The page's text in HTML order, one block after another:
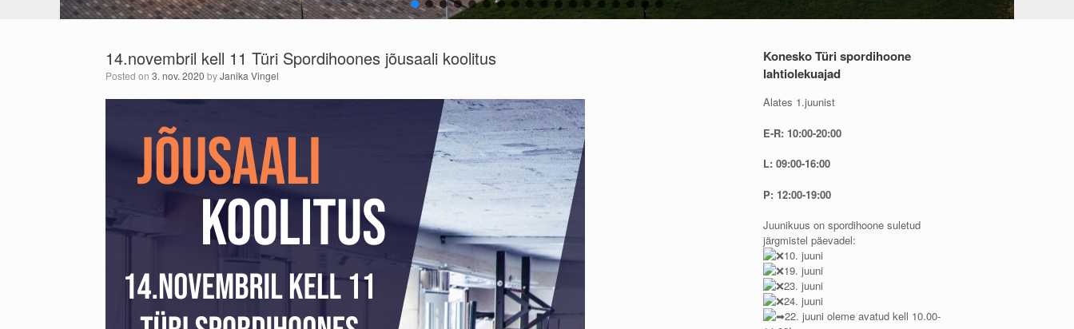
14.novembril kell 11 Türi Spordihoones jõusaali koolitus
Posted on 3. nov. 2020 byJanika Vingel
Konesko Türi spordihoone
lahtiolekuajad
Alates 1.juunist
E-R: 10:00-20:00
L: 09:00-16:00
P: 12:00-19:00
Juunikuus on spordihoone suletud
järgmistel päevadel:
10. juuni
19. juuni
23. juuni
24. juuni
22. juuni oleme avatud kell 10.00-